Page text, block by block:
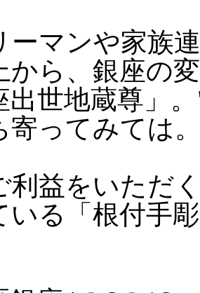
マンや家族
から、銀座の
出世地蔵尊」
寄ってみては
益をいただ
いる「根付手